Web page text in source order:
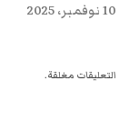
10 نوفمبر، 2025
التعليقات مغلقة.